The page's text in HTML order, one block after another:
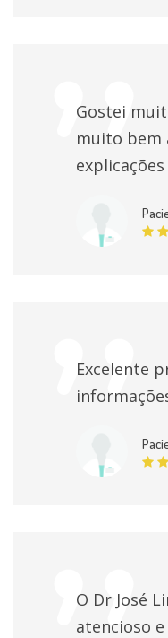
Gostei
muito bem
Excelente
O Dr José
atencioso